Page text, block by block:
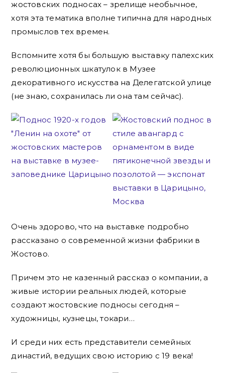
жостовских подносах – зрелище необычное,
хотя эта тематика вполне типична для народных
промыслов тех времен.
Вспомните хотя бы большую выставку палехских
революционных шкатулок в Музее
декоративного искусства на Делегатской улице
(не знаю, сохранилась ли она там сейчас).
Очень здорово, что на выставке подробно
рассказано о современной жизни фабрики в
Жостово.
Причем это не казенный рассказ о компании, а
живые истории реальных людей, которые
создают жостовские подносы сегодня –
художницы, кузнецы, токари…
И среди них есть представители семейных
династий, ведущих свою историю с 19 века!